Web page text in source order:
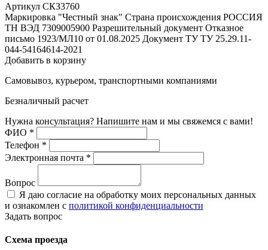
Артикул СКЗ3760
Маркировка "Честный знак" Страна происхождения РОССИЯ
ТН ВЭД 7309005900 Разрешительный документ Отказное
письмо 1923/МЛ10 от 01.08.2025 Документ ТУ ТУ 25.29.11-
044-54164614-2021
Добавить в корзину
Самовывоз, курьером, транспортными компаниями
Безналичный расчет
Нужна консультация? Напишите нам и мы свяжемся с вами!
ФИО *
Телефон *
Электронная почта *
Вопрос
Я даю согласие на обработку моих персональных данных
и ознакомлен с политикой конфиденциальности
Задать вопрос
Схема проезда